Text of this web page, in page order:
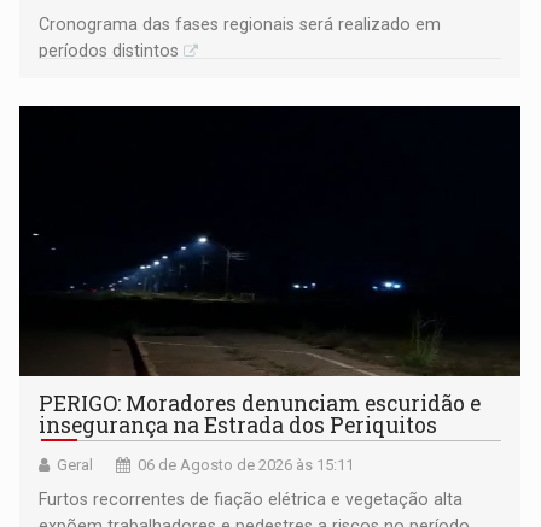
Cronograma das fases regionais será realizado em
períodos distintos
PERIGO: Moradores denunciam escuridão e
insegurança na Estrada dos Periquitos
Geral 06 de Agosto de 2026 às 15:11
Furtos recorrentes de fiação elétrica e vegetação alta